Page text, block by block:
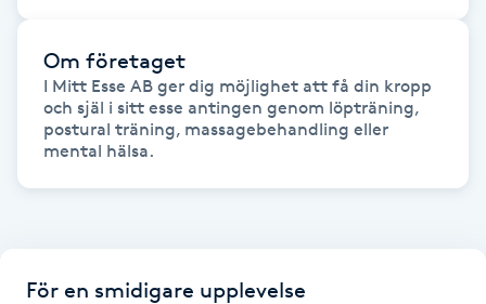
Färgning
Föning
Gellack
Om företaget
I Mitt Esse AB ger dig möjlighet att få din kropp
och själ i sitt esse antingen genom löpträning,
postural träning, massagebehandling eller
mental hälsa.
För en smidigare upplevelse